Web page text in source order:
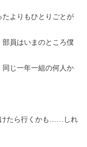
よりもひとりごとが
員はいまのところ僕
じ一年一組の何人か
たら行くかも……しれ